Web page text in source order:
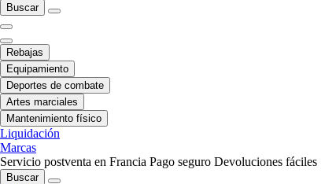
Buscar
Rebajas
Equipamiento
Deportes de combate
Artes marciales
Mantenimiento físico
Liquidación
Marcas
Servicio postventa en Francia Pago seguro Devoluciones fáciles
Buscar